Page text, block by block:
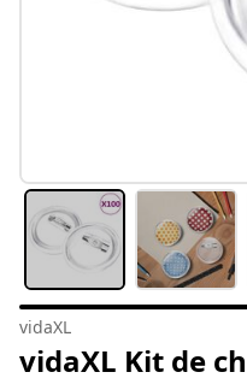
vidaXL
vidaXL Kit de